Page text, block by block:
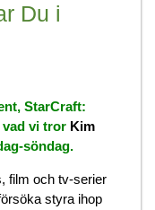
Du i
StarCraft:
vad vi tror Kim
söndag.
film och tv-serier
styra ihop